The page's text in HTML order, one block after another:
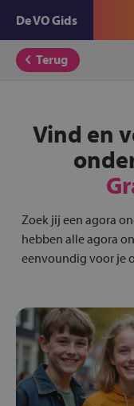
De VO Gids
Terug
Vind en
Zoek jij een agora
hebben alle agora
eenvoundig voor je